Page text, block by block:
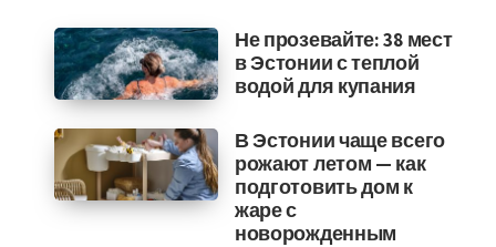
Не прозевайте: 38 мест
в Эстонии с теплой
водой для купания
В Эстонии чаще всего
рожают летом — как
подготовить дом к
жаре с
новорожденным